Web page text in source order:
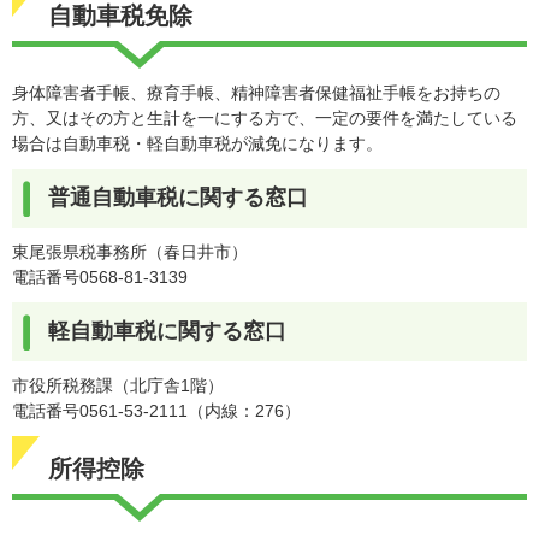
自動車税免除
身体障害者手帳、療育手帳、精神障害者保健福祉手帳をお持ちの
方、又はその方と生計を一にする方で、一定の要件を満たしている
場合は自動車税・軽自動車税が減免になります。
普通自動車税に関する窓口
東尾張県税事務所（春日井市）
電話番号0568-81-3139
軽自動車税に関する窓口
市役所税務課（北庁舎1階）
電話番号0561-53-2111（内線：276）
所得控除